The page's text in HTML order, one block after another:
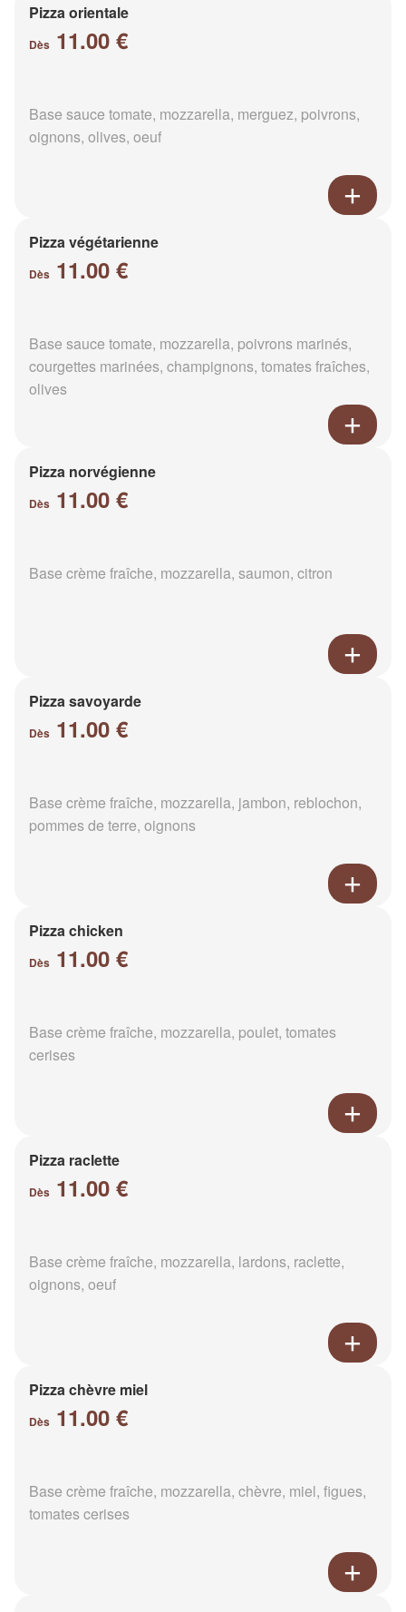
Pizza orientale
Dès 11.00 €
Base sauce tomate, mozzarella, merguez, poivrons,
oignons, olives, oeuf
Pizza végétarienne
Dès 11.00 €
Base sauce tomate, mozzarella, poivrons marinés,
courgettes marinées, champignons, tomates fraîches,
olives
Pizza norvégienne
Dès 11.00 €
Base crème fraîche, mozzarella, saumon, citron
Pizza savoyarde
Dès 11.00 €
Base crème fraîche, mozzarella, jambon, reblochon,
pommes de terre, oignons
Pizza chicken
Dès 11.00 €
Base crème fraîche, mozzarella, poulet, tomates
cerises
Pizza raclette
Dès 11.00 €
Base crème fraîche, mozzarella, lardons, raclette,
oignons, oeuf
Pizza chèvre miel
Dès 11.00 €
Base crème fraîche, mozzarella, chèvre, miel, figues,
tomates cerises